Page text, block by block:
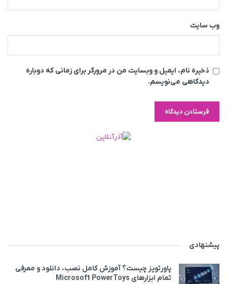
وب‌ سایت
ذخیره نام، ایمیل و وبسایت من در مرورگر برای زمانی که دوباره
دیدگاهی می‌نویسم.
پیشنهادی
پاورتویز چیست؟ آموزش کامل نصب، دانلود و معرفی
تمام ابزارهای Microsoft PowerToys